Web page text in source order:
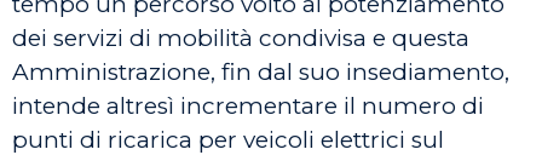
dei servizi di mobilità condivisa e questa
Amministrazione, fin dal suo insediamento,
intende altresì incrementare il numero di
punti di ricarica per veicoli elettrici sul